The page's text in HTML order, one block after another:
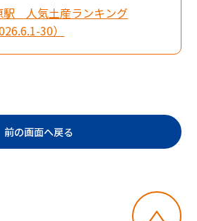
駅 人気土産ランキング
30）
前の画面へ戻る